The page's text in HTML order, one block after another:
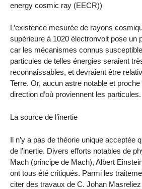
energy cosmic ray (EECR))
L’existence mesurée de rayons
supérieure à 1020 électronvolt pose un
car les mécanismes connus
particules de telles énergies seraient
reconnaissables, et devraient être
Terre. Or, aucun astre notable et proche
direction d’où proviennent les particules.
La source de l’inertie
Il n’y a pas de théorie unique acceptée
de l’inertie. Divers efforts notables de
Mach (principe de Mach), Albert
ont tous été critiqués. Parmi les
citer des travaux de C. Johan